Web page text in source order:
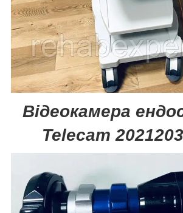
Відеокамера
Telecam